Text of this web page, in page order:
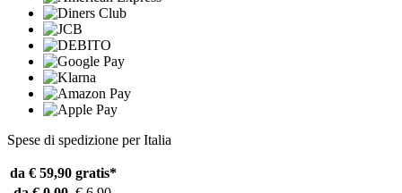
Spese di spedizione per Italia
da € 59,90 gratis*